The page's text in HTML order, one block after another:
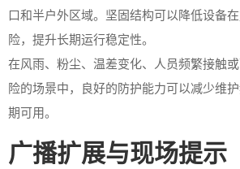
口和半户外区域。坚固结构可以降低设备
险，提升长期运行稳定性。
在风雨、粉尘、温差变化、人员频繁接触
险的场景中，良好的防护能力可以减少维
期可用。
广播扩展与现场提示